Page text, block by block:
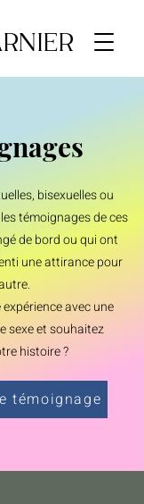
bisexuelles ou
témoignages de ces
de bord ou qui ont
une attirance pour
avec une
sexe et souhaitez
histoire ?
témoignage